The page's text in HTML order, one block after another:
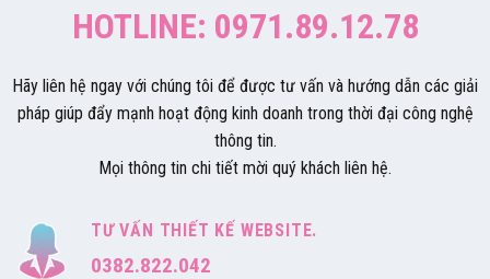
HOTLINE: 0971.89.12.78
Hãy liên hệ ngay với chúng tôi để được tư vấn và hướng dẫn các giải
pháp giúp đẩy mạnh hoạt động kinh doanh trong thời đại công nghệ
thông tin.
Mọi thông tin chi tiết mời quý khách liên hệ.
TƯ VẤN THIẾT KẾ WEBSITE.
0382.822.042